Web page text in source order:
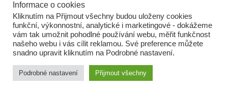
SPOLUPRÁCE PODPORA
ENERGETICKÝ SROVNÁVAČ
KORPORÁTNÍ BROUCI
PROBLÉMY FIREM
KOMUNIKAČNÍ PŘEŠLAPY
NEJHORŠÍ FIRMY
NEJLEPŠÍ FIRMY
IN&S PROJEKTY
SROVNÁVAČ
DEVELOPERSKÁ DYSTOPIE
KOMENTÁŘE
TECH&VĚDA
POLITIKA
PODNIKATELSKÉ NOVINY
HROMADNÝ ŽALOBCE
BUSINESS DAILY
Informace o cookies
Kliknutím na Přijmout všechny budou uloženy cookies
funkční, výkonnostní, analytické i marketingové - dokážeme
vám tak umožnit pohodlné používání webu, měřit funkčnost
našeho webu i vás cílit reklamou. Své preference můžete
snadno upravit kliknutím na Podrobné nastavení.
Podrobné nastavení Přijmout všechny